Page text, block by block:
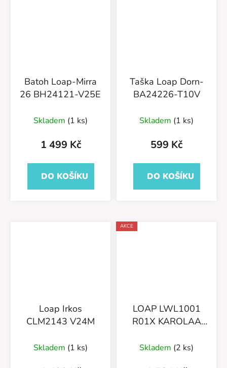
Batoh Loap-Mirra
26 BH24121-V25E
Skladem (1 ks)
1 499 Kč
DO KOŠÍKU
Taška Loap Dorn-
BA24226-T10V
Skladem (1 ks)
599 Kč
DO KOŠÍKU
Loap Irkos
CLM2143 V24M
Skladem (1 ks)
AKCE
LOAP LWL1001
R01X KAROLAA
Skladem (2 ks)